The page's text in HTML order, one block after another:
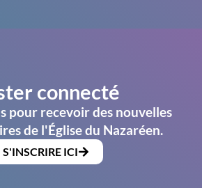
connecté
pour recevoir des nouvelles
de l'Église du Nazaréen.
S'INSCRIRE ICI